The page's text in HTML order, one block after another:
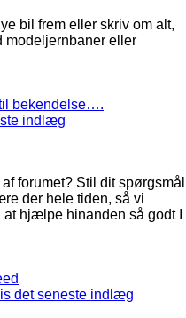
bil frem eller skriv om alt,
modeljernbaner eller
bekendelse….
indlæg
forumet? Stil dit spørgsmål
der hele tiden, så vi
hjælpe hinanden så godt I
det seneste indlæg